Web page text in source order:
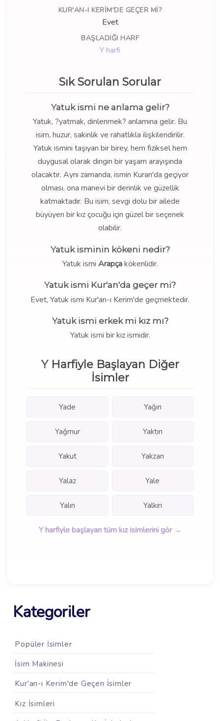
KUR'AN-I KERIM'DE GEÇER MI?
Evet
BAŞLADIĞI HARF
Y harfi
Sık Sorulan Sorular
Yatuk ismi ne anlama gelir?
Yatuk, ?yatmak, dinlenmek? anlamına gelir. Bu
isim, huzur, sakinlik ve rahatlıkla ilişkilendirilir.
Yatuk ismini taşıyan bir birey, hem fiziksel hem
duygusal olarak dingin bir yaşam arayışında
olacaktır. Aynı zamanda, ismin Kuran'da geçiyor
olması, ona manevi bir derinlik ve güzellik
katmaktadır. Bu isim, sevgi dolu bir ailede
büyüyen bir kız çocuğu için güzel bir seçenek
olabilir.
Yatuk isminin kökeni nedir?
Yatuk ismi Arapçakökenlidir.
Yatuk ismi Kur'an'da geçer mi?
Evet, Yatuk ismi Kur'an-ı Kerim'de geçmektedir.
Yatuk ismi erkek mi kız mı?
Yatuk ismi bir kız ismidir.
Y Harfiyle Başlayan Diğer
İsimler
Yade Yağın
Yağmur Yaktın
Yakut Yakzan
Yalaz Yale
Yalın Yalkın
Y harfiyle başlayan tüm kız isimlerini gör →
Kategoriler
Popüler İsimler
İsim Makinesi
Kur'an-ı Kerim'de Geçen İsimler
Kız İsimleri